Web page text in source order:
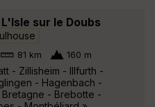
sur le Doubs
81 km 160 m
- Zillisheim - Illfurth -
- Hagenbach -
- Brebotte -